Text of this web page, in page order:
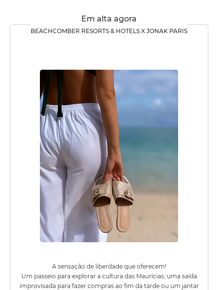
Em alta agora
BEACHCOMBER RESORTS & HOTELS X JONAK PARIS
A sensação de liberdade que oferecem!
Um passeio para explorar a cultura das Maurícias, uma saída
improvisada para fazer compras ao fim da tarde ou um jantar